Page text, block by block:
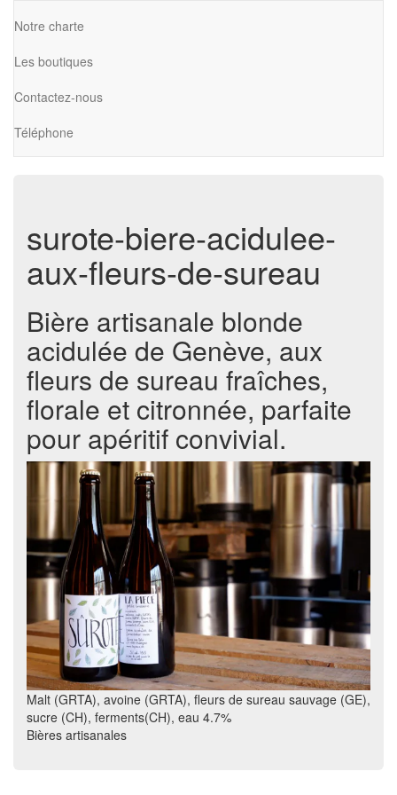
Notre charte
Les boutiques
Contactez-nous
Téléphone
surote-biere-acidulee-
aux-fleurs-de-sureau
Bière artisanale blonde
acidulée de Genève, aux
fleurs de sureau fraîches,
florale et citronnée, parfaite
pour apéritif convivial.
Malt (GRTA), avoine (GRTA), fleurs de sureau sauvage (GE),
sucre (CH), ferments(CH), eau 4.7%
Bières artisanales